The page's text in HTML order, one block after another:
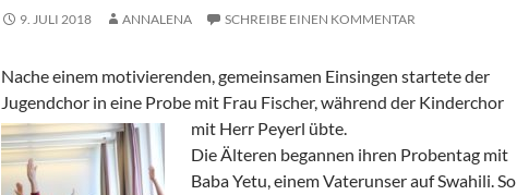
9. JULI 2018 ANNALENA SCHREIBE EINEN KOMMENTAR
Nache einem motivierenden, gemeinsamen Einsingen startete der
Jugendchor in eine Probe mit Frau Fischer, während der Kinderchor
mit Herr Peyerl übte.
Die Älteren begannen ihren Probentag mit
Baba Yetu, einem Vaterunser aufSwahili. So